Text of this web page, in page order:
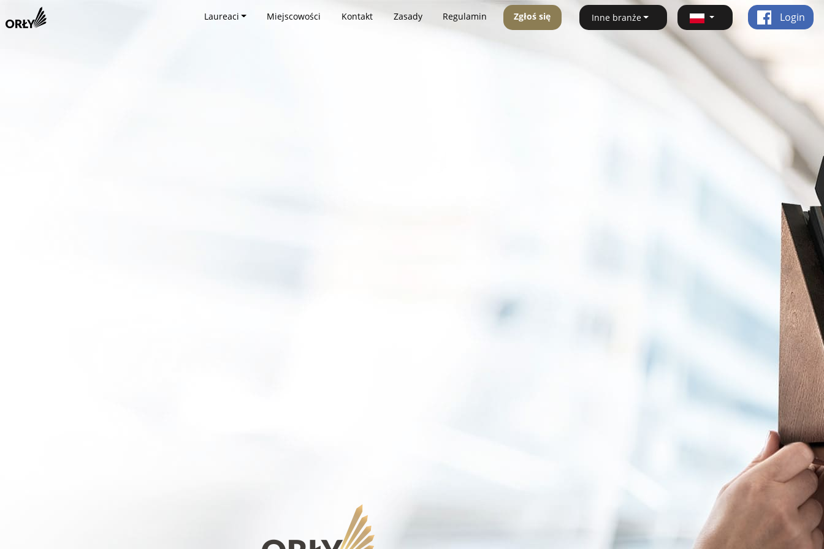
Laureaci Miejscowości Kontakt Zasady Regulamin Zgłoś się Inne branże Login